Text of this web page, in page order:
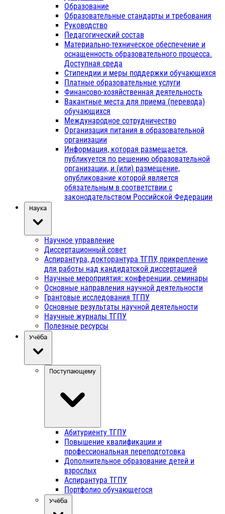
Образование
Образовательные стандарты и требования
Руководство
Педагогический состав
Материально-техническое обеспечение и
оснащенность образовательного процесса.
Доступная среда
Стипендии и меры поддержки обучающихся
Платные образовательные услуги
Финансово-хозяйственная деятельность
Вакантные места для приема (перевода)
обучающихся
Международное сотрудничество
Организация питания в образовательной
организации
Информация, которая размещается,
публикуется по решению образовательной
организации, и (или) размещение,
опубликование которой является
обязательным в соответствии с
законодательством Российской Федерации
Наука
Научное управление
Диссертационный совет
Аспирантура, докторантура ТГПУ, прикрепление
для работы над кандидатской диссертацией
Научные мероприятия: конференции, семинары
Основные направления научной деятельности
Грантовые исследования ТГПУ
Основные результаты научной деятельности
Научные журналы ТГПУ
Полезные ресурсы
Учёба
Поступающему
Абитуриенту ТГПУ
Повышение квалификации и
профессиональная переподготовка
Дополнительное образование детей и
взрослых
Аспирантура ТГПУ
Портфолио обучающегося
Учёба